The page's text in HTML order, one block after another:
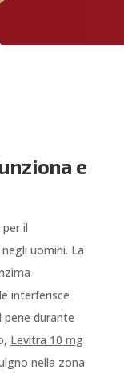
e
il
uomini. La
interferisce
pene durante
Levitra 10 mg
nella zona